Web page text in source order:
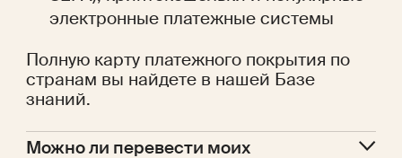
электронные платежные системы
Полную карту платежного покрытия по
странам вы найдете в нашей Базе
знаний.
Можно ли перевести моих